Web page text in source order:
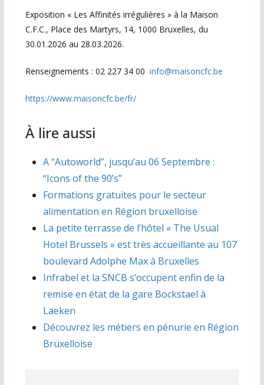
Exposition « Les Affinités irrégulières » à la Maison
C.F.C., Place des Martyrs, 14, 1000 Bruxelles, du
30.01.2026 au 28.03.2026.
Renseignements : 02 227 34 00 info@maisoncfc.be
https://www.maisoncfc.be/fr/
À lire aussi
A “Autoworld”, jusqu’au 06 Septembre :
“Icons of the 90’s”
Formations gratuites pour le secteur
alimentation en Région bruxelloise
La petite terrasse de l’hôtel « The Usual
Hotel Brussels » est très accueillante au 107
boulevard Adolphe Max à Bruxelles
Infrabel et la SNCB s’occupent enfin de la
remise en état de la gare Bockstael à
Laeken
Découvrez les métiers en pénurie en Région
Bruxelloise